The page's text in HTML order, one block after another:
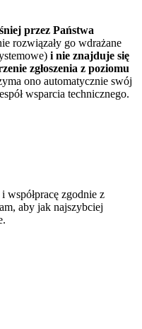
przez Państwa
rozwiązały go wdrażane
i nie znajduje się
zgłoszenia z poziomu
ono automatycznie swój
wsparcia technicznego.
współpracę zgodnie z
aby jak najszybciej